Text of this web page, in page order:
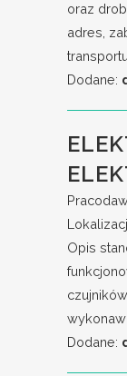
oraz
adres,
Dodane:
Opis
Dodane: